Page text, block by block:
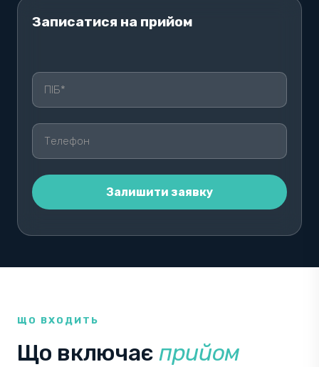
Записатися на прийом
ЩО ВХОДИТЬ
Що включає прийом